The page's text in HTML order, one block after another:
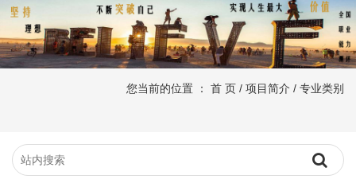
您当前的位置 ： 首 页 / 项目简介 / 专业类别